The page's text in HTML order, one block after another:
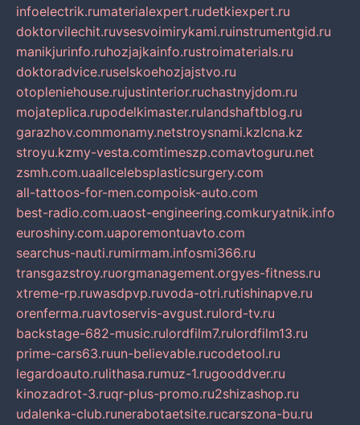
infoelectrik.rumaterialexpert.rudetkiexpert.ru
doktorvilechit.ruvsesvoimirykami.ruinstrumentgid.ru
manikjurinfo.ruhozjajkainfo.rustroimaterials.ru
doktoradvice.ruselskoehozjajstvo.ru
otopleniehouse.rujustinterior.ruchastnyjdom.ru
mojateplica.rupodelkimaster.rulandshaftblog.ru
garazhov.commonamy.netstroysnami.kzlcna.kz
stroyu.kzmy-vesta.comtimeszp.comavtoguru.net
zsmh.com.uaallcelebsplasticsurgery.com
all-tattoos-for-men.compoisk-auto.com
best-radio.com.uaost-engineering.comkuryatnik.info
euroshiny.com.uaporemontuavto.com
searchus-nauti.rumirmam.infosmi366.ru
transgazstroy.ruorgmanagement.orgyes-fitness.ru
xtreme-rp.ruwasdpvp.ruvoda-otri.rutishinapve.ru
orenferma.ruavtoservis-avgust.rulord-tv.ru
backstage-682-music.rulordfilm7.rulordfilm13.ru
prime-cars63.ruun-believable.rucodetool.ru
legardoauto.rulithasa.rumuz-1.rugooddver.ru
kinozadrot-3.ruqr-plus-promo.ru2shizashop.ru
udalenka-club.runerabotaetsite.rucarszona-bu.ru